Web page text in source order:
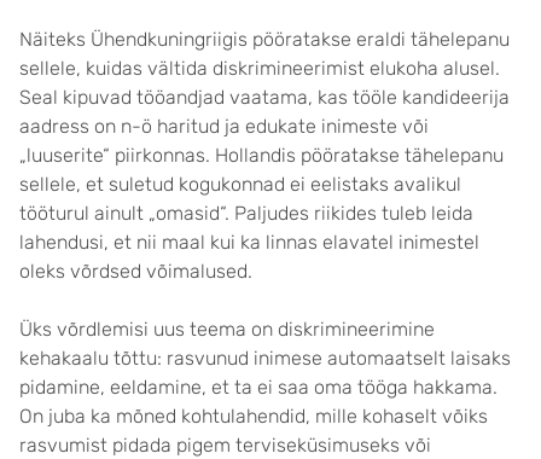
Näiteks Ühendkuningriigis pööratakse eraldi tähelepanu
sellele, kuidas vältida diskrimineerimist elukoha alusel.
Seal kipuvad tööandjad vaatama, kas tööle kandideerija
aadress on n-ö haritud ja edukate inimeste või
„luuserite“ piirkonnas. Hollandis pööratakse tähelepanu
sellele, et suletud kogukonnad ei eelistaks avalikul
tööturul ainult „omasid“. Paljudes riikides tuleb leida
lahendusi, et nii maal kui ka linnas elavatel inimestel
oleks võrdsed võimalused.
Üks võrdlemisi uus teema on diskrimineerimine
kehakaalu tõttu: rasvunud inimese automaatselt laisaks
pidamine, eeldamine, et ta ei saa oma tööga hakkama.
On juba ka mõned kohtulahendid, mille kohaselt võiks
rasvumist pidada pigem terviseküsimuseks või